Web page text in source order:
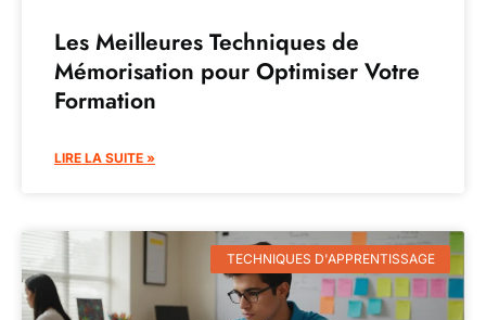
Les Meilleures Techniques de
Mémorisation pour Optimiser Votre
Formation
LIRE LA SUITE »
TECHNIQUES D'APPRENTISSAGE